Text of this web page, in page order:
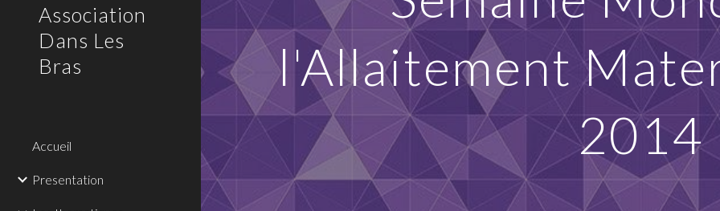
Association
Dans Les
Bras
Accueil
Presentation
l'Allaitement
2014